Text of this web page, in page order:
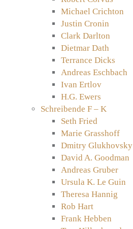
Michael Crichton
Justin Cronin
Clark Darlton
Dietmar Dath
Terrance Dicks
Andreas Eschbach
Ivan Ertlov
H.G. Ewers
Schreibende F – K
Seth Fried
Marie Grasshoff
Dmitry Glukhovsky
David A. Goodman
Andreas Gruber
Ursula K. Le Guin
Theresa Hannig
Rob Hart
Frank Hebben